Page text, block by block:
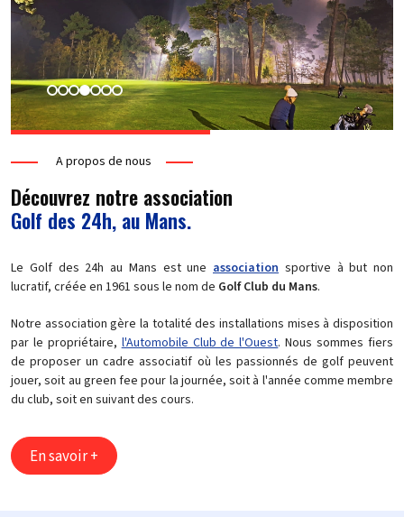
A propos de nous
Découvrez notre association
Golf des 24h, au Mans.
Le Golf des 24h au Mans est une association sportive à but non
lucratif, créée en 1961 sous le nom de Golf Club du Mans.
Notre association gère la totalité des installations mises à disposition
par le propriétaire,l'Automobile Club de l'Ouest. Nous sommes fiers
de proposer un cadre associatif où les passionnés de golf peuvent
jouer, soit au green fee pour la journée, soit à l'année comme membre
du club, soit en suivant des cours.
En savoir +